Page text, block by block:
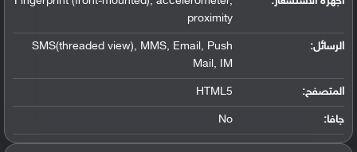
proximity
الرسائل:
SMS(threaded view), MMS, Email, Push
Mail, IM
المتصفح: HTML5
جافا: No